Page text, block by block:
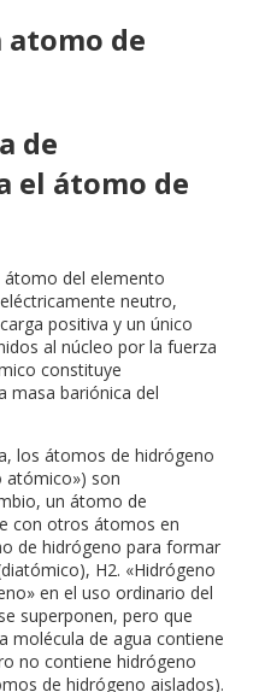
atomo de
de
el átomo de
del elemento
neutro,
positiva y un único
al núcleo por la fuerza
constituye
masa bariónica del
los átomos de hidrógeno
atómico») son
un átomo de
con otros átomos en
de hidrógeno para formar
H2. «Hidrógeno
en el uso ordinario del
superponen, pero que
molécula de agua contiene
no contiene hidrógeno
de hidrógeno aislados).